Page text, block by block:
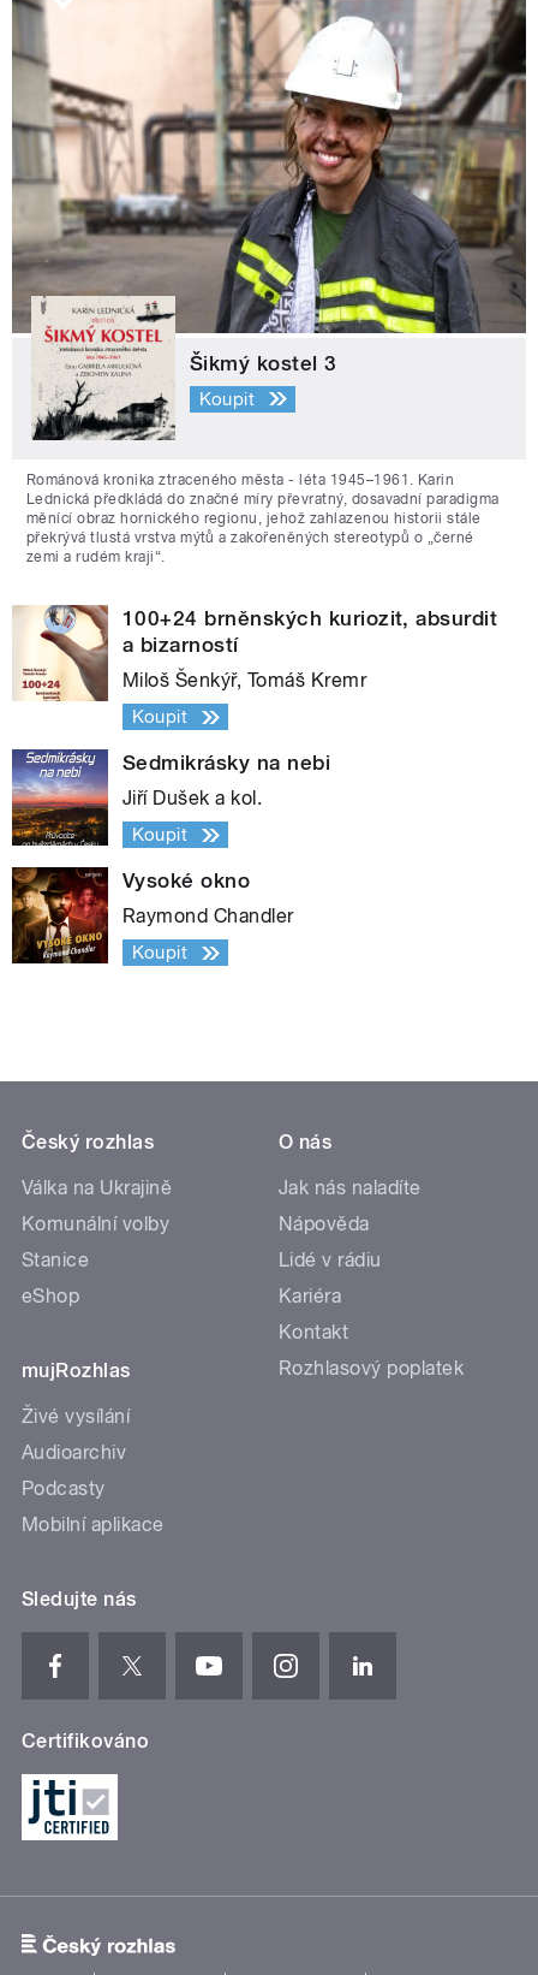
Šikmý kostel 3
Koupit
Románová kronika ztraceného města - léta 1945–1961. Karin
Lednická předkládá do značné míry převratný, dosavadní paradigma
měnící obraz hornického regionu, jehož zahlazenou historii stále
překrývá tlustá vrstva mýtů a zakořeněných stereotypů o „černé
zemi a rudém kraji“.
100+24 brněnských kuriozit, absurdit
a bizarností
Miloš Šenkýř, Tomáš Kremr
Koupit
Sedmikrásky na nebi
Jiří Dušek a kol.
Koupit
Vysoké okno
Raymond Chandler
Koupit
Český rozhlas
Válka na Ukrajině
Komunální volby
Stanice
eShop
mujRozhlas
Živé vysílání
Audioarchiv
Podcasty
Mobilní aplikace
O nás
Jak nás naladíte
Nápověda
Lidé v rádiu
Kariéra
Kontakt
Rozhlasový poplatek
Sledujte nás
Certifikováno